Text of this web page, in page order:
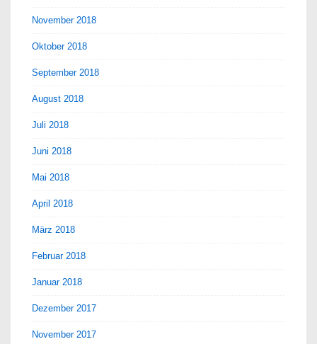
November 2018
Oktober 2018
September 2018
August 2018
Juli 2018
Juni 2018
Mai 2018
April 2018
März 2018
Februar 2018
Januar 2018
Dezember 2017
November 2017